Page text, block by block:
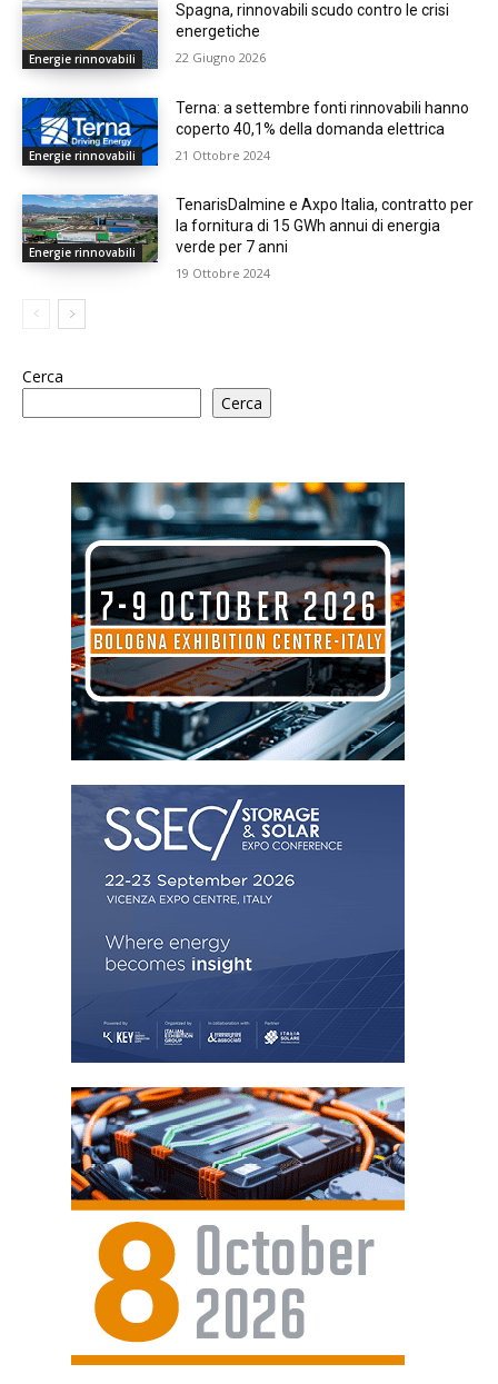
Energie rinnovabili
Spagna, rinnovabili scudo contro le crisi
energetiche
22 Giugno 2026
Energie rinnovabili
Terna: a settembre fonti rinnovabili hanno
coperto 40,1% della domanda elettrica
21 Ottobre 2024
Energie rinnovabili
TenarisDalmine e Axpo Italia, contratto per
la fornitura di 15 GWh annui di energia
verde per 7 anni
19 Ottobre 2024
Cerca
Cerca